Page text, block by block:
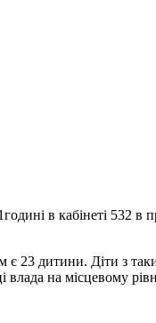
в кабінеті 532
є 23 дитини. Діти з
на місцевому